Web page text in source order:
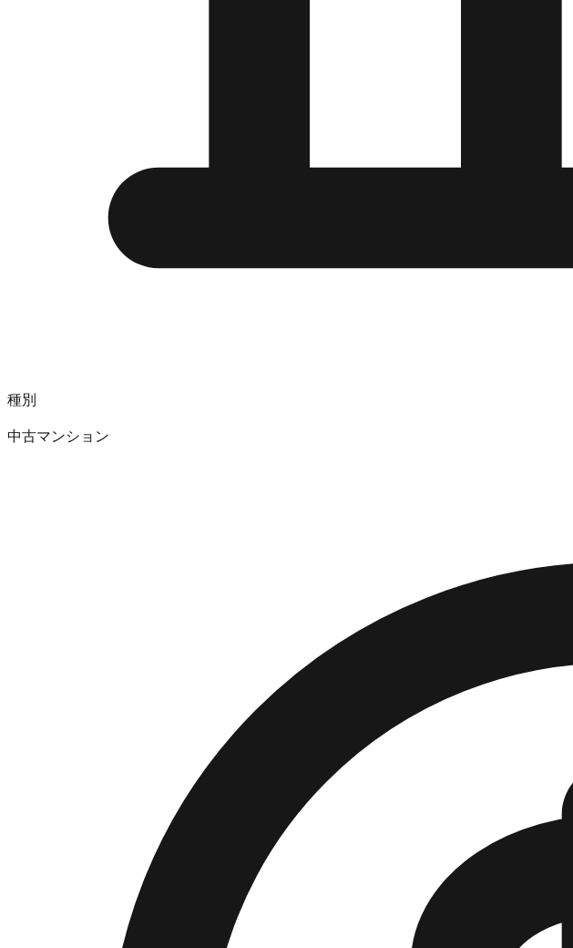
種別
中古マンション